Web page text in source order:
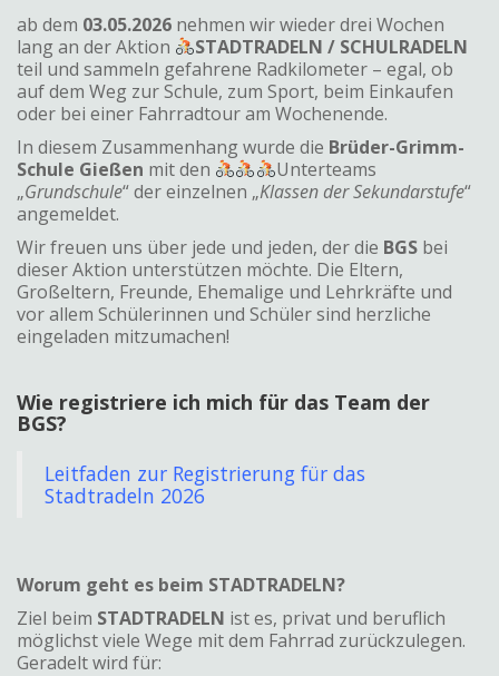
ab dem 03.05.2026 nehmen wir wieder drei Wochen
lang an der Aktion
STADTRADELN / SCHULRADELN
teil und sammeln gefahrene Radkilometer – egal, ob
auf dem Weg zur Schule, zum Sport, beim Einkaufen
oder bei einer Fahrradtour am Wochenende.
In diesem Zusammenhang wurde die Brüder-Grimm-
Schule Gießen mit den
Unterteams
„Grundschule“ der einzelnen „Klassen der Sekundarstufe“
angemeldet.
Wir freuen uns über jede und jeden, der die BGS bei
dieser Aktion unterstützen möchte. Die Eltern,
Großeltern, Freunde, Ehemalige und Lehrkräfte und
vor allem Schülerinnen und Schüler sind herzliche
eingeladen mitzumachen!
Wie registriere ich mich für das Team der
BGS?
Leitfaden zur Registrierung für das
Stadtradeln 2026
Worum geht es beim STADTRADELN?
Ziel beim STADTRADELN ist es, privat und beruflich
möglichst viele Wege mit dem Fahrrad zurückzulegen.
Geradelt wird für: